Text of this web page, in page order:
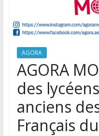
AGORA
AGORA
des
anciens
Français